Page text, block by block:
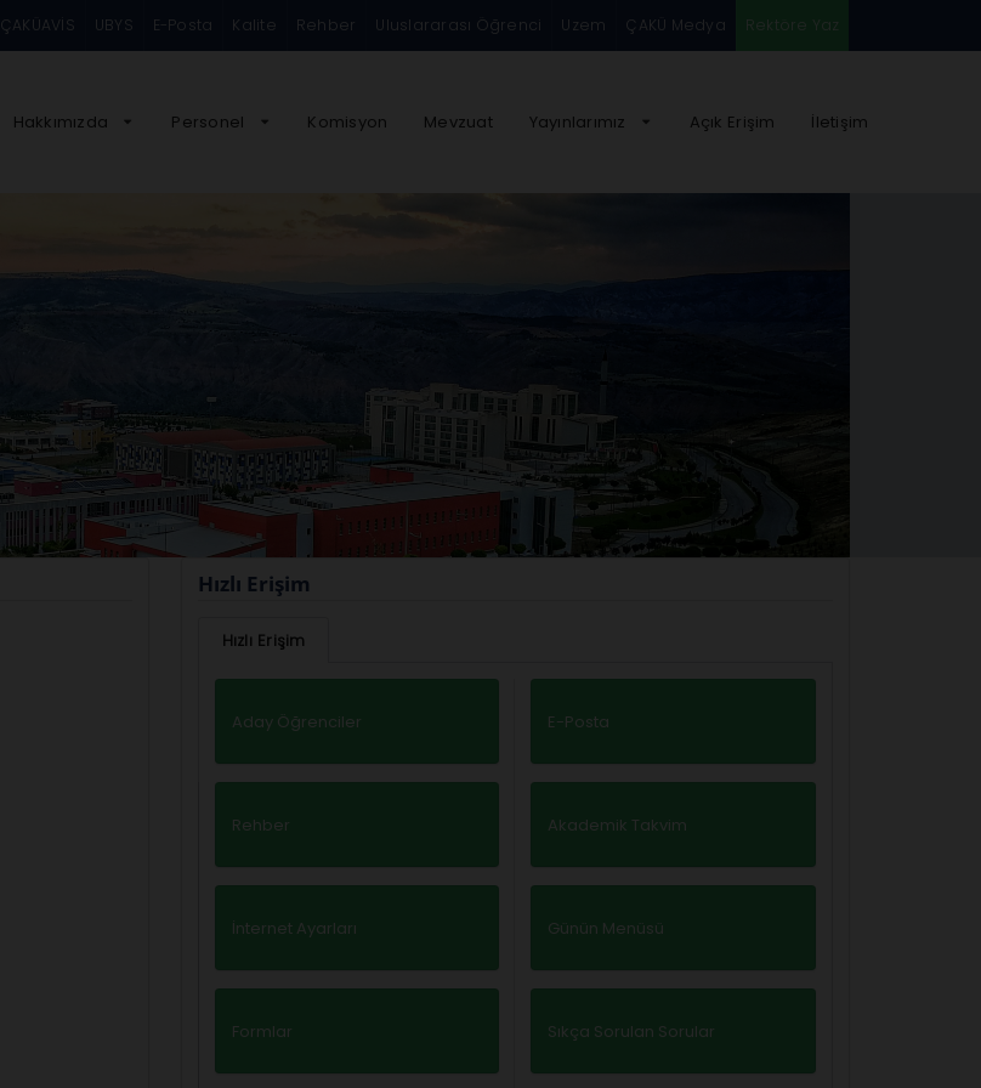
ÇAKÜAVİS UBYS E-Posta Kalite Rehber Uluslararası Öğrenci Uzem ÇAKÜ Medya Rektöre Yaz
Hakkımızda Personel Komisyon Mevzuat Yayınlarımız Açık Erişim İletişim
Hızlı Erişim
Hızlı Erişim
Aday Öğrenciler E-Posta
Rehber Akademik Takvim
İnternet Ayarları Günün Menüsü
Formlar Sıkça Sorulan Sorular